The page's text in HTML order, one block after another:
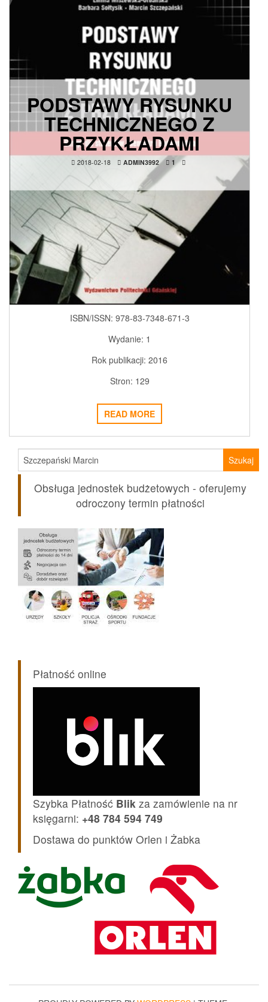
PODSTAWY RYSUNKU
TECHNICZNEGO Z
PRZYKŁADAMI
2018-02-18 ADMIN3992 1
ISBN/ISSN: 978-83-7348-671-3
Wydanie: 1
Rok publikacji: 2016
Stron: 129
READ MORE
Szukaj:
Obsługa jednostek budżetowych - oferujemy
odroczony termin płatności
Płatność online
Szybka Płatność Blik za zamówienie na nr
księgarni: +48 784 594 749
Dostawa do punktów Orlen i Żabka